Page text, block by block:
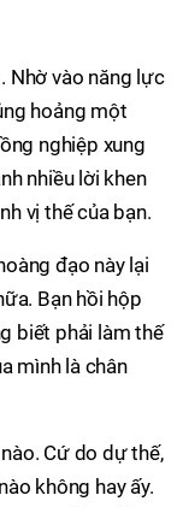
Nhờ vào năng lực
hoảng một
nghiệp xung
nhiều lời khen
vị thế của bạn.
đạo này lại
Bạn hồi hộp
biết phải làm thế
mình là chân
Cứ do dự thế,
không hay ấy.